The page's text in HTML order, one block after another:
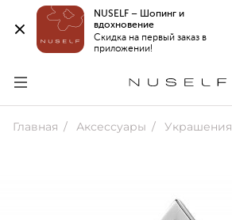
NUSELF – Шопинг и
вдохновение
Скидка на первый заказ в
приложении!
Главная Аксессуары Украшения